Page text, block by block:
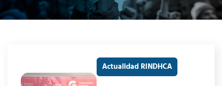
Actualidad RINDHCA